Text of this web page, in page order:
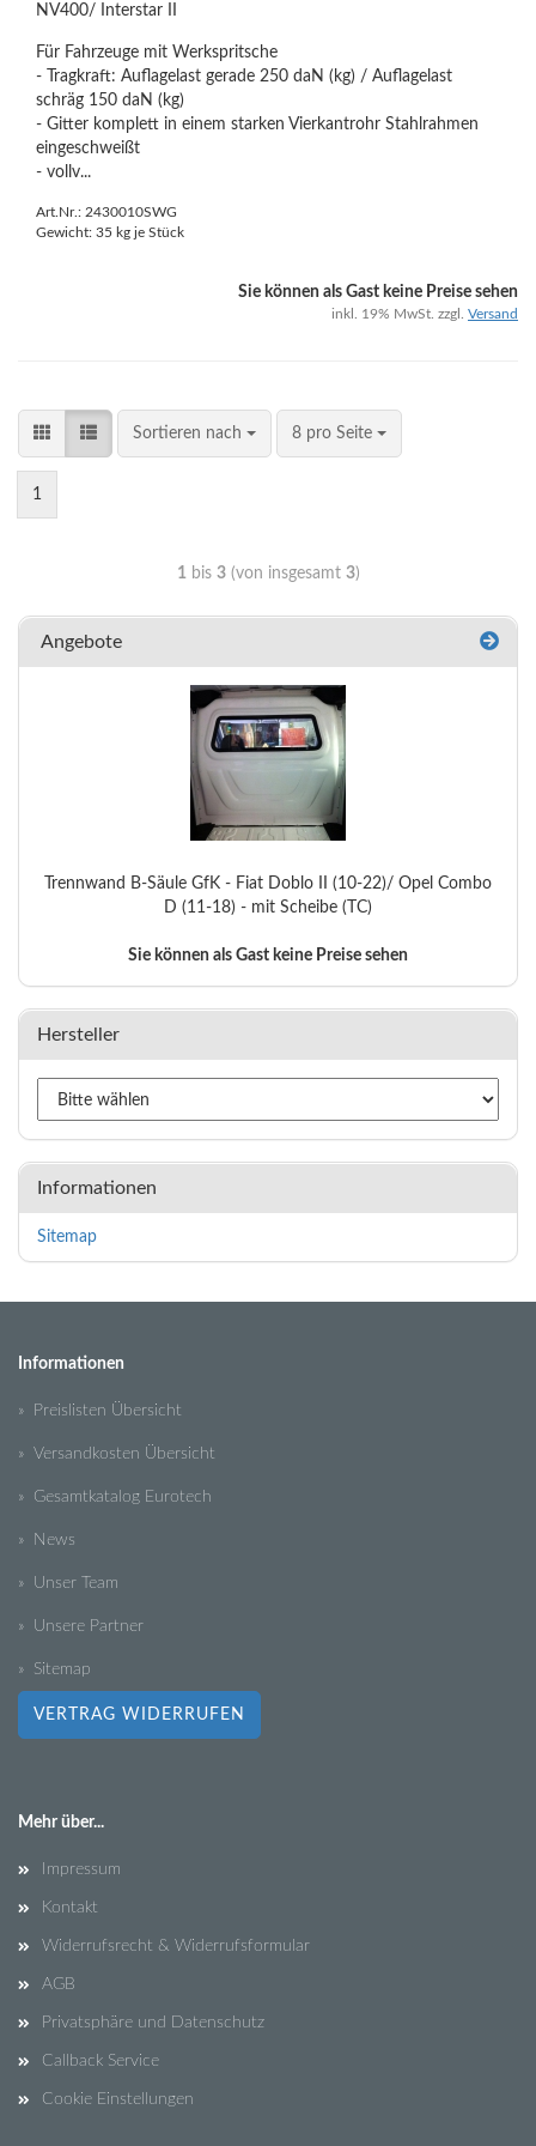
NV400/ Interstar II
Für Fahrzeuge mit Werkspritsche
- Tragkraft: Auflagelast gerade 250 daN (kg) / Auflagelast
schräg 150 daN (kg)
- Gitter komplett in einem starken Vierkantrohr Stahlrahmen
eingeschweißt
- vollv...
Art.Nr.: 2430010SWG
Gewicht: 35 kg je Stück
Sie können als Gast keine Preise sehen
inkl. 19% MwSt. zzgl. Versand
Sortieren nach 8 pro Seite
1
1bis 3(von insgesamt 3)
Angebote
Trennwand B-Säule GfK - Fiat Doblo II (10-22)/ Opel Combo
D (11-18) - mit Scheibe (TC)
Sie können als Gast keine Preise sehen
Hersteller
Informationen
Sitemap
Informationen
» Preislisten Übersicht
» Versandkosten Übersicht
» Gesamtkatalog Eurotech
» News
» Unser Team
» Unsere Partner
» Sitemap
VERTRAG WIDERRUFEN
Mehr über...
Impressum
Kontakt
Widerrufsrecht & Widerrufsformular
AGB
Privatsphäre und Datenschutz
Callback Service
Cookie Einstellungen